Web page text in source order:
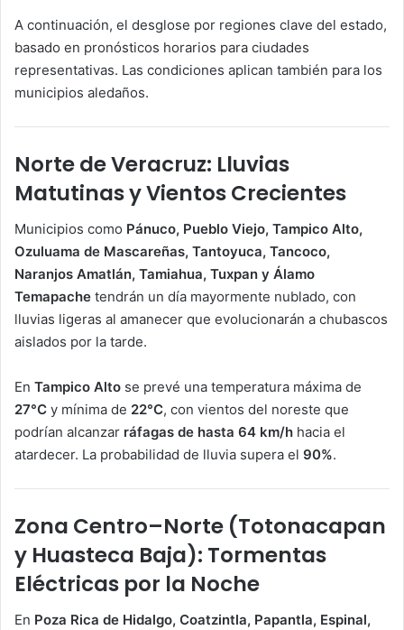
A continuación, el desglose por regiones clave del estado,
basado en pronósticos horarios para ciudades
representativas. Las condiciones aplican también para los
municipios aledaños.
Norte de Veracruz: Lluvias
Matutinas y Vientos Crecientes
Municipios como Pánuco, Pueblo Viejo, Tampico Alto,
Ozuluama de Mascareñas, Tantoyuca, Tancoco,
Naranjos Amatlán, Tamiahua, Tuxpan y Álamo
Temapache tendrán un día mayormente nublado, con
lluvias ligeras al amanecer que evolucionarán a chubascos
aislados por la tarde.
En Tampico Alto se prevé una temperatura máxima de
27°C y mínima de 22°C, con vientos del noreste que
podrían alcanzar ráfagas de hasta 64 km/h hacia el
atardecer. La probabilidad de lluvia supera el 90%.
Zona Centro–Norte (Totonacapan
y Huasteca Baja): Tormentas
Eléctricas por la Noche
En Poza Rica de Hidalgo, Coatzintla, Papantla, Espinal,